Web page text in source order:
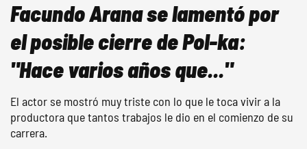
Facundo Arana se lamentó por
el posible cierre de Pol-ka:
"Hace varios años que..."
El actor se mostró muy triste con lo que le toca vivir a la
productora que tantos trabajos le dio en el comienzo de su
carrera.